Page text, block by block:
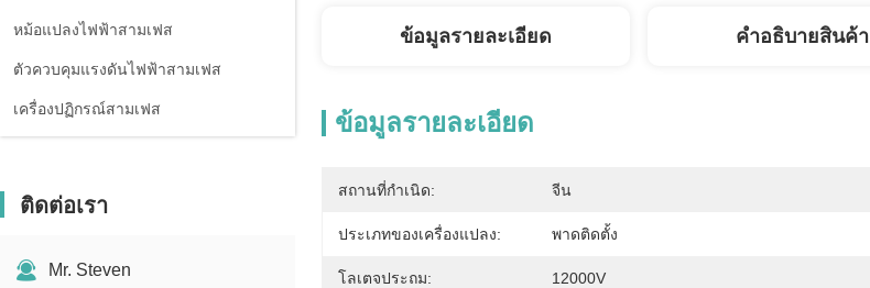
หม้อแปลงไฟฟ้าสามเฟส
ตัวควบคุมแรงดันไฟฟ้าสามเฟส
เครื่องปฏิกรณ์สามเฟส
ติดต่อเรา
Mr. Steven
ข้อมูลรายละเอียด คําอธิบายสินค้า
ข้อมูลรายละเอียด
สถานที่กำเนิด: จีน
ประเภทของเครื่องแปลง: พาดติดตั้ง
โลเตจประถม: 12000V